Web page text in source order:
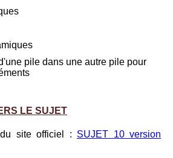
pile dans une autre pile pour
LE SUJET
site officiel : SUJET 10 version